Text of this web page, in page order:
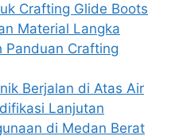
Crafting Glide Boots
Material Langka
Panduan Crafting
Berjalan di Atas Air
Lanjutan
di Medan Berat